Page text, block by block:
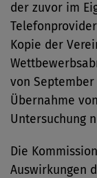
der zuvor im
Kopie der
von September
Übernahme
Untersuchung
Die
Auswirkungen